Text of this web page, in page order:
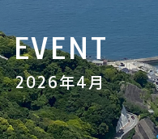
EVENT
2026年4月